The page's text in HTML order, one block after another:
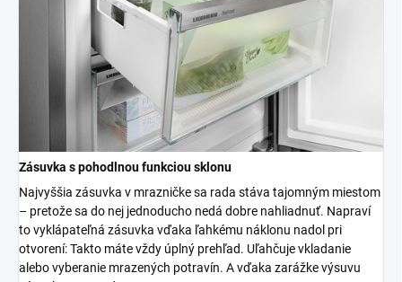
Zásuvka s pohodlnou funkciou sklonu
Najvyššia zásuvka v mrazničke sa rada stáva tajomným miestom
– pretože sa do nej jednoducho nedá dobre nahliadnuť. Napraví
to vyklápateľná zásuvka vďaka ľahkému náklonu nadol pri
otvorení: Takto máte vždy úplný prehľad. Uľahčuje vkladanie
alebo vyberanie mrazených potravín. A vďaka zarážke výsuvu